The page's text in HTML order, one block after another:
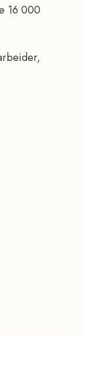
16 000